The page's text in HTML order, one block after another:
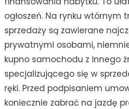
ogłoszeń. Na rynku wtórnym
sprzedaży są zawierane
prywatnymi osobami,
kupno samochodu z innego
specjalizującego się w
ręki. Przed podpisaniem
koniecznie zabrać na jazdę